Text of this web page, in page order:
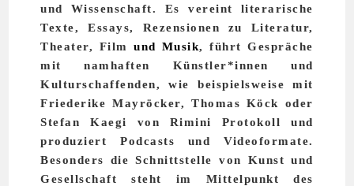
und Wissenschaft. Es vereint literarische
Texte, Essays, Rezensionen zu Literatur,
Theater, Filmund Musik, führt Gespräche
mit namhaften Künstler*innen und
Kulturschaffenden, wie beispielsweise mit
Friederike Mayröcker, Thomas Köck oder
Stefan Kaegi von Rimini Protokoll und
produziert Podcasts und Videoformate.
Besonders die Schnittstelle von Kunst und
Gesellschaft steht im Mittelpunkt des